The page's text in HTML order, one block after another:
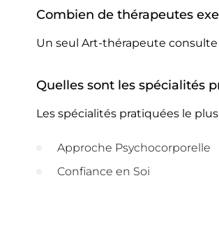
Combien de thérapeutes
Un seul Art-thérapeute consulte
Quelles sont les spécialités
Les spécialités pratiquées le
Approche Psychocorporelle
Confiance en Soi